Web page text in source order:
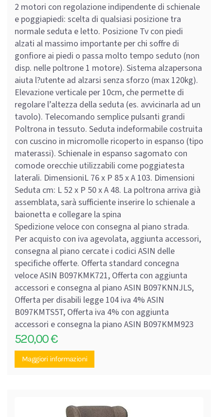
2 motori con regolazione indipendente di schienale
e poggiapiedi: scelta di qualsiasi posizione tra
normale seduta e letto. Posizione Tv con piedi
alzati al massimo importante per chi soffre di
gonfiore ai piedi o passa molto tempo seduto (non
disp. nelle poltrone 1 motore). Sistema alzapersona
aiuta l?utente ad alzarsi senza sforzo (max 120kg).
Elevazione verticale per 10cm, che permette di
regolare l’altezza della seduta (es. avvicinarla ad un
tavolo). Telecomando semplice pulsanti grandi
Poltrona in tessuto. Seduta indeformabile costruita
con cuscino in micromolle ricoperto in espanso (tipo
materassi). Schienale in espanso sagomato con
comode orecchie utilizzabili come poggiatesta
laterali. DimensioniL 76 x P 85 x A 103. Dimensioni
Seduta cm: L 52 x P 50 x A 48. La poltrona arriva già
assemblata, sarà sufficiente inserire lo schienale a
baionetta e collegare la spina
Spedizione veloce con consegna al piano strada.
Per acquisto con iva agevolata, aggiunta accessori,
consegna al piano cercate i codici ASIN delle
specifiche offerte. Offerta standard concegna
veloce ASIN B097KMK721, Offerta con aggiunta
accessori e consegna al piano ASIN B097KNNJLS,
Offerta per disabili legge 104 iva 4% ASIN
B097KMTS5T, Offerta iva 4% con aggiunta
accessori e consegna la piano ASIN B097KMM923
520,00€
Maggiori informazioni